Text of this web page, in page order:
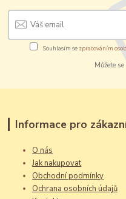
Souhlasím se zpracováním
Můžete
Informace pro
O nás
Jak nakupovat
Obchodní podmínky
Ochrana osobních údajů